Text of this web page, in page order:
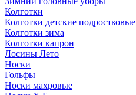
Колготки
Колготки детские подростковые
Колготки зима
Колготки капрон
Лосины Лето
Носки
Гольфы
Носки махровые